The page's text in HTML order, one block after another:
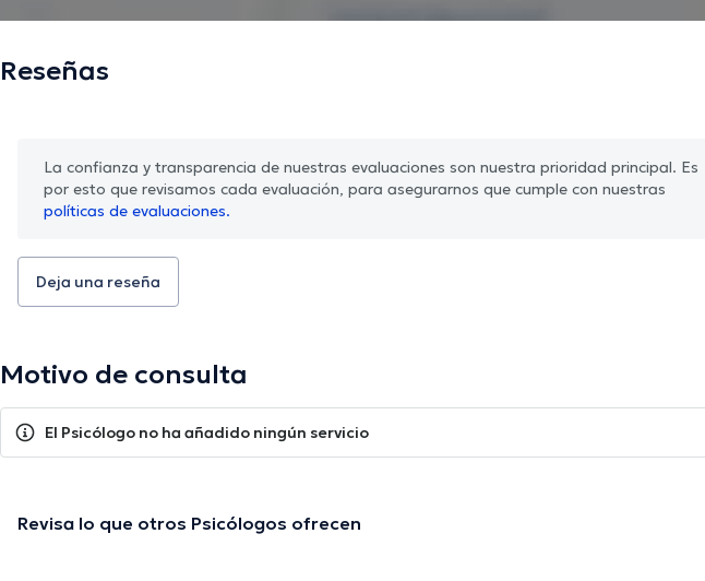
Reseñas
La confianza y transparencia de nuestras evaluaciones son nuestra prioridad principal. Es
por esto que revisamos cada evaluación, para asegurarnos que cumple con nuestras
políticas de evaluaciones.
Deja una reseña
Motivo de consulta
El Psicólogo no ha añadido ningún servicio
Revisa lo que otros Psicólogos ofrecen